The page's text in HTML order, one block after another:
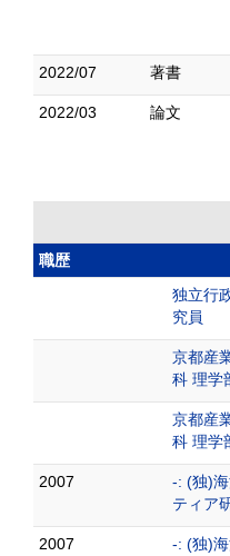
2022/07 著書
2022/03 論文
職歴
独立行
究員
京都産
科 理学
京都産
科 理学
2007
-: (独)
ティア
2007
-: (独)